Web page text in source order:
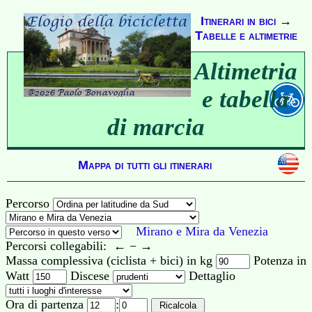
Itinerari in bici→
Tabelle e altimetrie
Altimetria
e tabella
di marcia
Mappa di tutti gli itinerari
Percorso
Mirano e Mira da Venezia
Percorsi collegabili: ← − →
Massa complessiva (ciclista + bici) in kg
Potenza in
Watt
Discese Dettaglio
Ora di partenza :